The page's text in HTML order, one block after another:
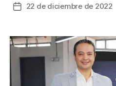
Fecha
entrada
22 de diciembre de 2022